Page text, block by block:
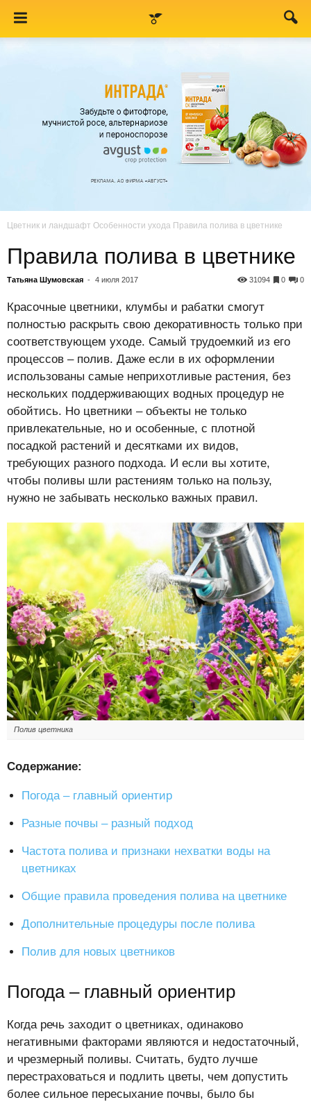
Цветник и ландшафт Особенности ухода Правила полива в цветнике
Правила полива в цветнике
Татьяна Шумовская - 4 июля 2017 0
0
31094
Красочные цветники, клумбы и рабатки смогут
полностью раскрыть свою декоративность только при
соответствующем уходе. Самый трудоемкий из его
процессов – полив. Даже если в их оформлении
использованы самые неприхотливые растения, без
нескольких поддерживающих водных процедур не
обойтись. Но цветники – объекты не только
привлекательные, но и особенные, с плотной
посадкой растений и десятками их видов,
требующих разного подхода. И если вы хотите,
чтобы поливы шли растениям только на пользу,
нужно не забывать несколько важных правил.
Полив цветника
Содержание:
Погода – главный ориентир
Разные почвы – разный подход
Частота полива и признаки нехватки воды на
цветниках
Общие правила проведения полива на цветнике
Дополнительные процедуры после полива
Полив для новых цветников
Погода – главный ориентир
Когда речь заходит о цветниках, одинаково
негативными факторами являются и недостаточный,
и чрезмерный поливы. Считать, будто лучше
перестраховаться и подлить цветы, чем допустить
более сильное пересыхание почвы, было бы